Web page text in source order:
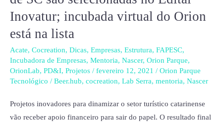
Inovatur; incubada virtual do Orion
está na lista
Acate, Cocreation, Dicas, Empresas, Estrutura, FAPESC,
Incubadora de Empresas, Mentoria, Nascer, Orion Parque,
OrionLab, PD&I, Projetos / fevereiro 12, 2021 / Orion Parque
Tecnológico / Beer.hub, cocreation, Lab Serra, mentoria, Nascer
Projetos inovadores para dinamizar o setor turístico catarinense
vão receber apoio financeiro para sair do papel. O resultado final
seis
regiões
turísticas
de
SC
são
selecionadas